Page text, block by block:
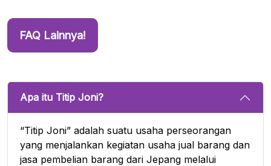
FAQ Lainnya!
Apa itu Titip Joni?
“Titip Joni” adalah suatu usaha perseorangan
yang menjalankan kegiatan usaha jual barang dan
jasa pembelian barang dari Jepang melalui